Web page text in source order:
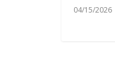
04/15/2026